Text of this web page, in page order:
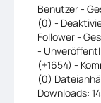
Benutzer -
(0) -
Follower -
-
(+1654) -
(0)
Downloads: